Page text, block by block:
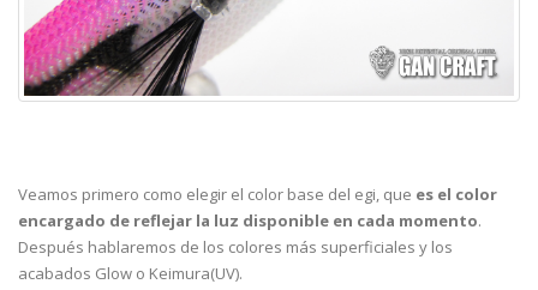
Veamos primero como elegir el color base del egi, que es el color
encargado de reflejar la luz disponible en cada momento.
Después hablaremos de los colores más superficiales y los
acabados Glow o Keimura(UV).